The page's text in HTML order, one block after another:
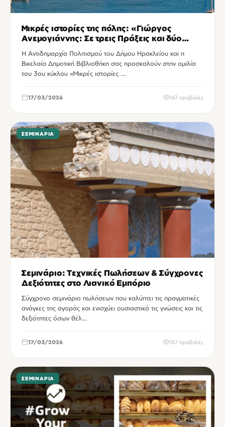
Μικρές ιστορίες της πόλης: «Γιώργος
Ανεμογιάννης: Σε τρεις Πράξεις και δύο
Ιντερμέδια»
Η Αντιδημαρχία Πολιτισμού του Δήμου Ηρακλείου και η
Βικελαία Δημοτική Βιβλιοθήκη σας προσκαλούν στην ομιλία
του 3ου κύκλου «Μικρές ιστορίες …
17/03/2026 167 προβολές
ΣΕΜΙΝΆΡΙΑ
Σεμινάριο: Τεχνικές Πωλήσεων & Σύγχρονες
Δεξιότητες στο Λιανικό Εμπόριο
Σύγχρονο σεμινάριο πωλήσεων που καλύπτει τις πραγματικές
ανάγκες της αγοράς και ενισχύει ουσιαστικά τις γνώσεις και τις
δεξιότητες όσων θέλ…
17/03/2026 187 προβολές
ΣΕΜΙΝΆΡΙΑ